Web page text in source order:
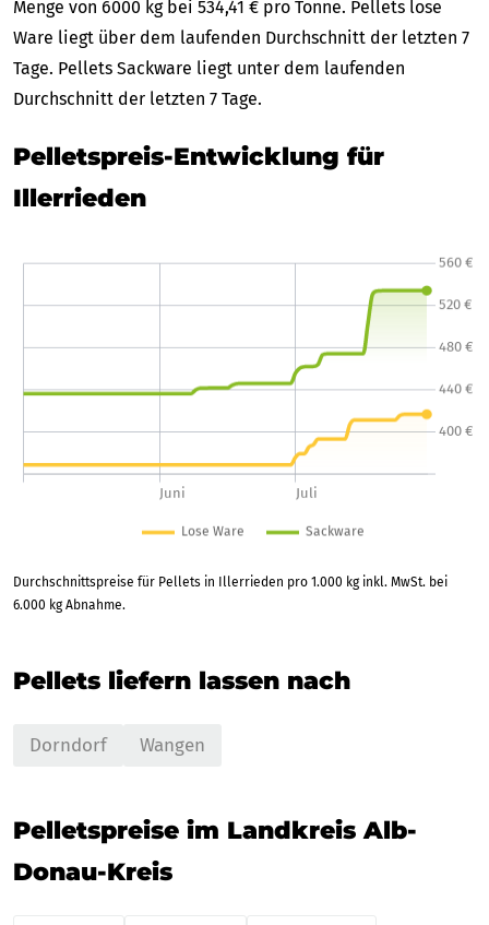
Menge von 6000 kg bei 534,41 € pro Tonne. Pellets lose
Ware liegt über dem laufenden Durchschnitt der letzten 7
Tage. Pellets Sackware liegt unter dem laufenden
Durchschnitt der letzten 7 Tage.
Pelletspreis-Entwicklung für
Illerrieden
Durchschnittspreise für Pellets in Illerrieden pro 1.000 kg inkl. MwSt. bei
6.000 kg Abnahme.
Pellets liefern lassen nach
Dorndorf Wangen
Pelletspreise im Landkreis Alb-
Donau-Kreis